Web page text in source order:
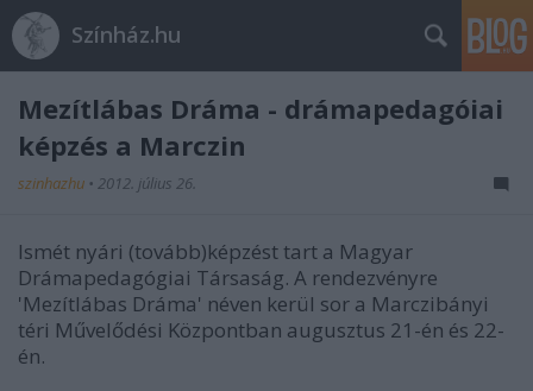
Színház.hu
Mezítlábas Dráma - drámapedagóiai
képzés a Marczin
szinhazhu • 2012. július 26.
Ismét nyári (tovább)képzést tart a Magyar
Drámapedagógiai Társaság. A rendezvényre
'Mezítlábas Dráma' néven kerül sor a Marczibányi
téri Művelődési Központban augusztus 21-én és 22-
én.